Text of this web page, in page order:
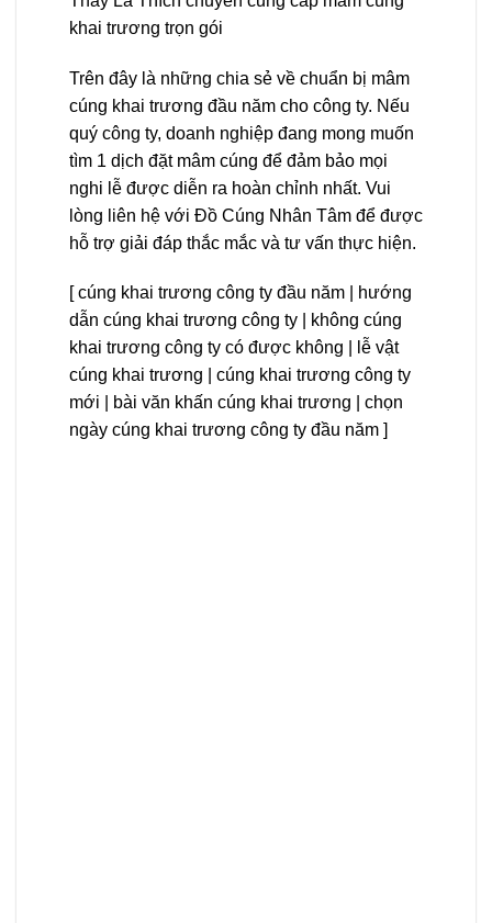
khai trương trọn gói
Trên đây là những chia sẻ về chuẩn bị mâm
cúng khai trương đầu năm cho công ty. Nếu
quý công ty, doanh nghiệp đang mong muốn
tìm 1 dịch đặt mâm cúng để đảm bảo mọi
nghi lễ được diễn ra hoàn chỉnh nhất. Vui
lòng liên hệ với Đồ Cúng Nhân Tâm để được
hỗ trợ giải đáp thắc mắc và tư vấn thực hiện.
[ cúng khai trương công ty đầu năm | hướng
dẫn cúng khai trương công ty | không cúng
khai trương công ty có được không | lễ vật
cúng khai trương | cúng khai trương công ty
mới | bài văn khấn cúng khai trương | chọn
ngày cúng khai trương công ty đầu năm ]